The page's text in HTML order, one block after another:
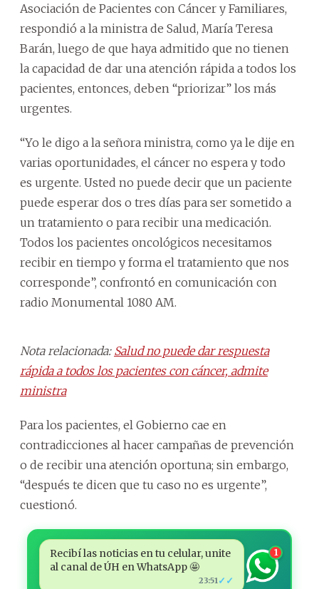
Asociación de Pacientes con Cáncer y Familiares,
respondió a la ministra de Salud, María Teresa
Barán, luego de que haya admitido que no tienen
la capacidad de dar una atención rápida a todos los
pacientes, entonces, deben “priorizar” los más
urgentes.
“Yo le digo a la señora ministra, como ya le dije en
varias oportunidades, el cáncer no espera y todo
es urgente. Usted no puede decir que un paciente
puede esperar dos o tres días para ser sometido a
un tratamiento o para recibir una medicación.
Todos los pacientes oncológicos necesitamos
recibir en tiempo y forma el tratamiento que nos
corresponde”, confrontó en comunicación con
radio Monumental 1080 AM.
Nota relacionada: Salud no puede dar respuesta
rápida a todos los pacientes con cáncer, admite
ministra
Para los pacientes, el Gobierno cae en
contradicciones al hacer campañas de prevención
o de recibir una atención oportuna; sin embargo,
“después te dicen que tu caso no es urgente”,
cuestionó.
Recibí las noticias en tu celular, unite
al canal de ÚH en WhatsApp 🤩
23:51 ✓✓
1